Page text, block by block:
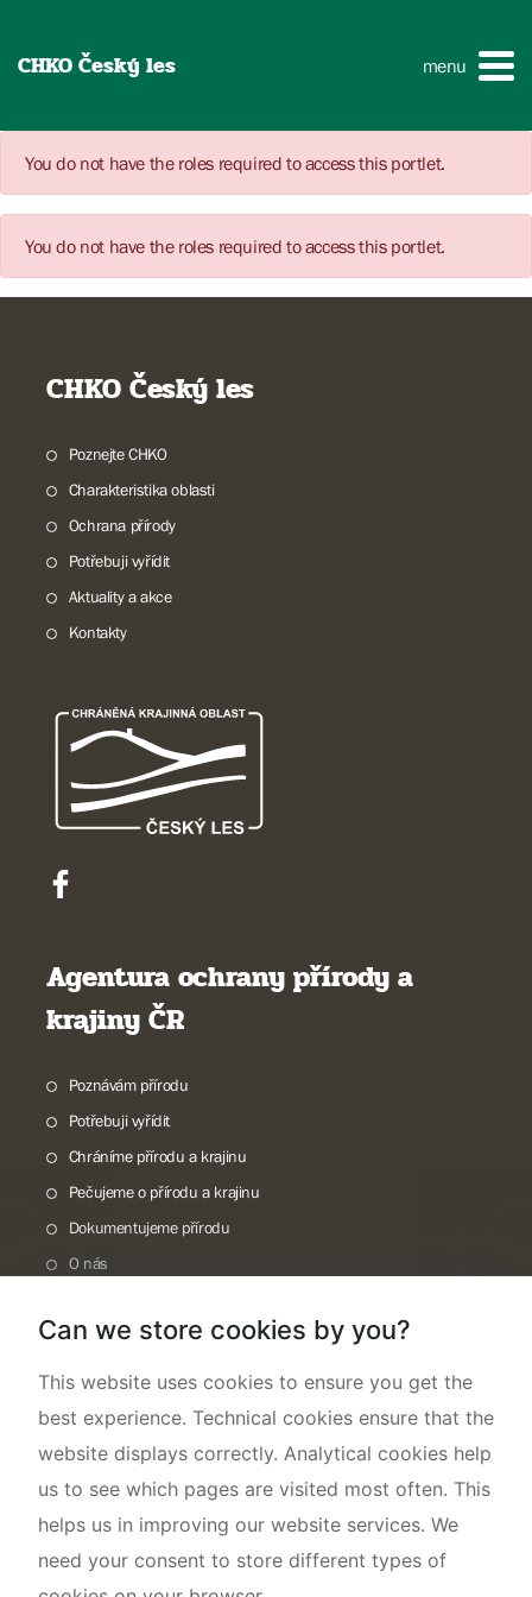
CHKO Český les menu
You do not have the roles required to access this portlet.
You do not have the roles required to access this portlet.
CHKO Český les
Poznejte CHKO
Charakteristika oblasti
Ochrana přírody
Potřebuji vyřídit
Aktuality a akce
Kontakty
Agentura ochrany přírody a
krajiny ČR
Poznávám přírodu
Potřebuji vyřídit
Chráníme přírodu a krajinu
Pečujeme o přírodu a krajinu
Dokumentujeme přírodu
O nás
Can we store cookies by you?
This website uses cookies to ensure you get the
best experience. Technical cookies ensure that the
website displays correctly. Analytical cookies help
us to see which pages are visited most often. This
helps us in improving our website services. We
need your consent to store different types of